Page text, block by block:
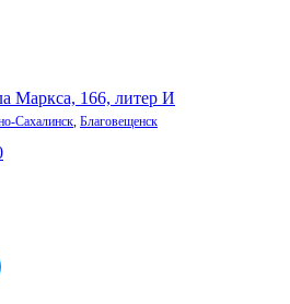
Маркса, 166, литер И
Сахалинск, Благовещенск